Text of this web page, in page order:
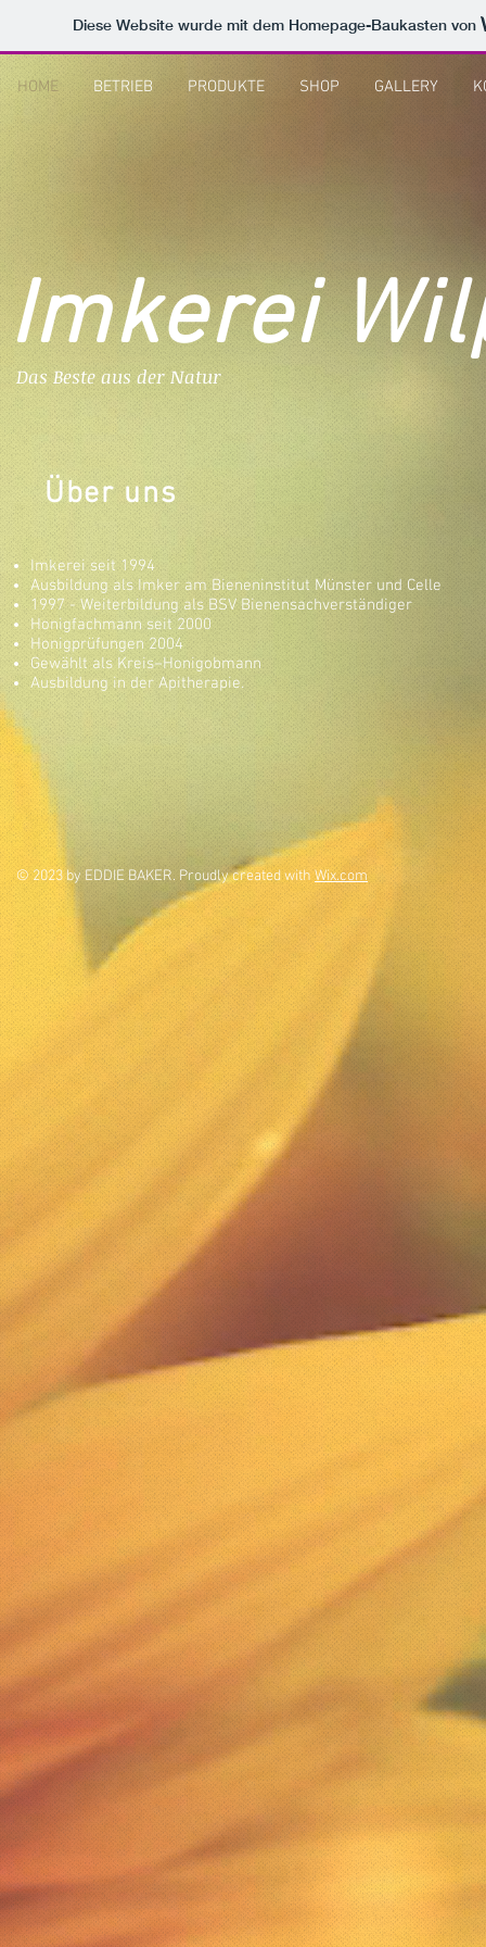
Diese Website wurde mit dem Homepage-Baukasten von
HOME BETRIEB PRODUKTE SHOP GALLERY
Imkerei
Das Beste aus der Natur
Über uns
Imkerei seit 1994
Ausbildung als Imker am Bieneninstitut Münster und Celle
1997 - Weiterbildung als BSV Bienensachverständiger
Honigfachmann seit 2000
Honigprüfungen 2004
Gewählt als Kreis–Honigobmann
Ausbildung in der Apitherapie.
© 2023 by EDDIE BAKER. Proudly created withWix.com